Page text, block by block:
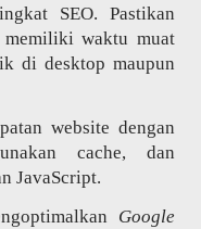
SEO. Pastikan
waktu muat
di desktop maupun
website dengan
cache, dan
JavaScript.
Google